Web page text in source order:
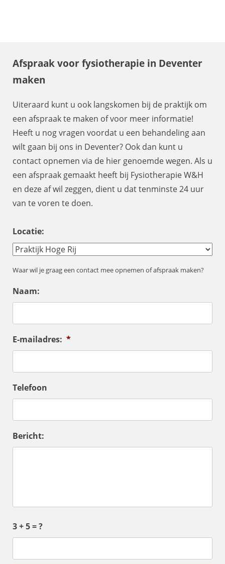
Afspraak voor fysiotherapie in Deventer
maken
Uiteraard kunt u ook langskomen bij de praktijk om
een afspraak te maken of voor meer informatie!
Heeft u nog vragen voordat u een behandeling aan
wilt gaan bij ons in Deventer? Ook dan kunt u
contact opnemen via de hier genoemde wegen. Als u
een afspraak gemaakt heeft bij Fysiotherapie W&H
en deze af wil zeggen, dient u dat tenminste 24 uur
van te voren te doen.
Locatie:
Waar wil je graag een contact mee opnemen of afspraak maken?
Naam:
E-mailadres: *
Telefoon
Bericht:
3 + 5 = ?